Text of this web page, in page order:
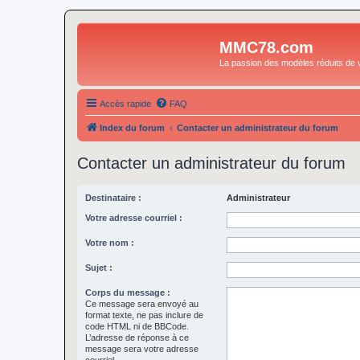
MMC78.com
La passion des modèles réduits de
Accès rapide FAQ
Index du forum Contacter un administrateur du forum
Contacter un administrateur du forum
Destinataire : Administrateur
Votre adresse courriel :
Votre nom :
Sujet :
Corps du message :
Ce message sera envoyé au
format texte, ne pas inclure de
code HTML ni de BBCode.
L’adresse de réponse à ce
message sera votre adresse